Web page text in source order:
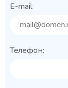
E-mail:
Телефон: